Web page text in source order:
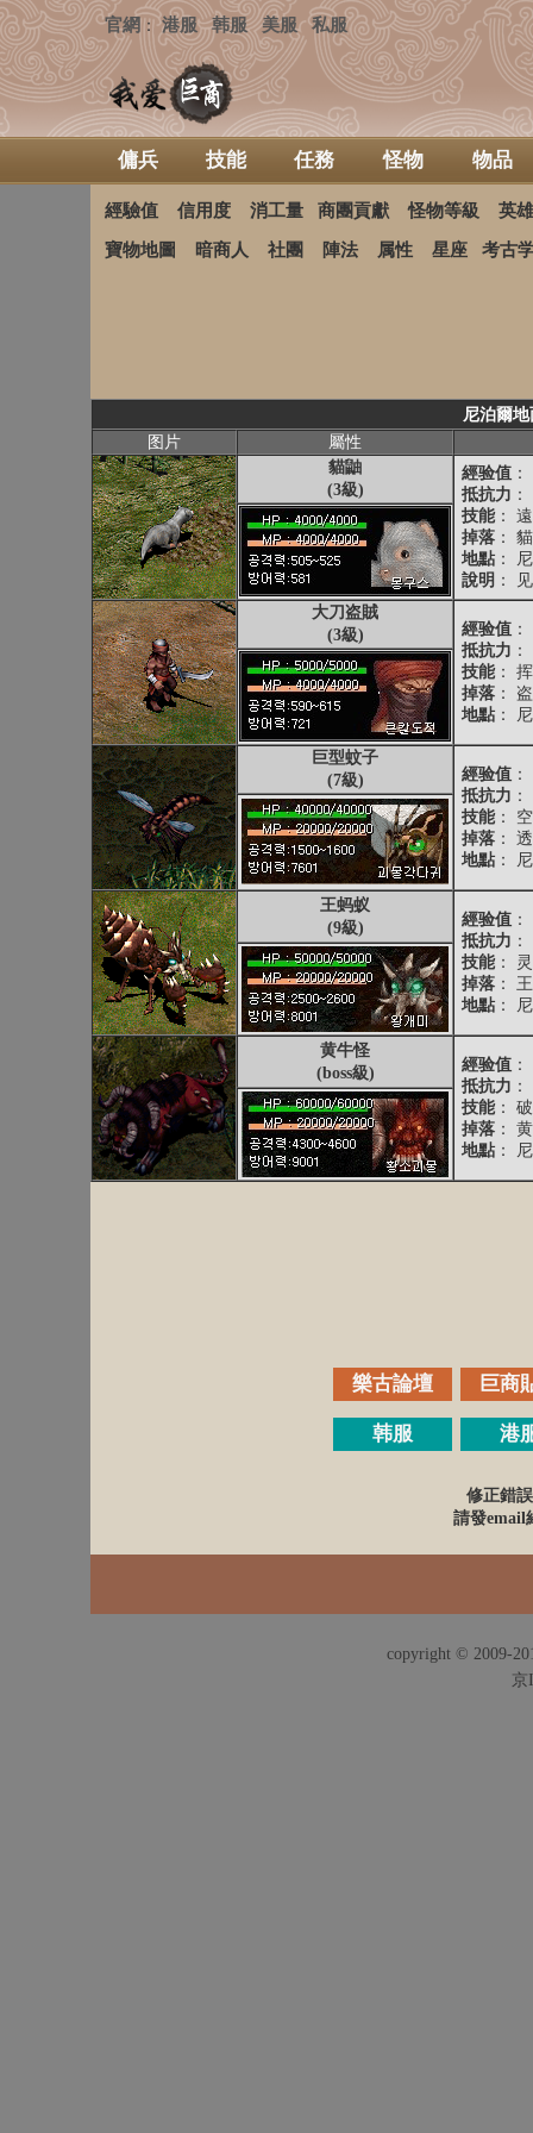
官網 ：港服 韩服 美服 私服
傭兵 技能 任務 怪物 物品
經驗值 信用度 消工量 商團貢獻 怪物等級 英
寶物地圖 暗商人 社團 陣法 属性 星座 考古
尼泊爾
图片
屬性
貓鼬
(3級)
經验值
抵抗力
技能：
掉落 ：
地點 ：
說明 ：
大刀盗賊
(3級)
經验值
抵抗力
技能：
掉落 ：
地點 ：
巨型蚊子
(7級)
經验值
抵抗力
技能：
掉落 ：
地點 ：
王蚂蚁
(9級)
經验值
抵抗力
技能：
掉落 ：
地點 ：
黄牛怪
(boss級)
經验值
抵抗力
技能：
掉落 ：
地點 ：
樂古論壇 巨商
韩服 港
修正錯
請發email
copyright © 2009-
京